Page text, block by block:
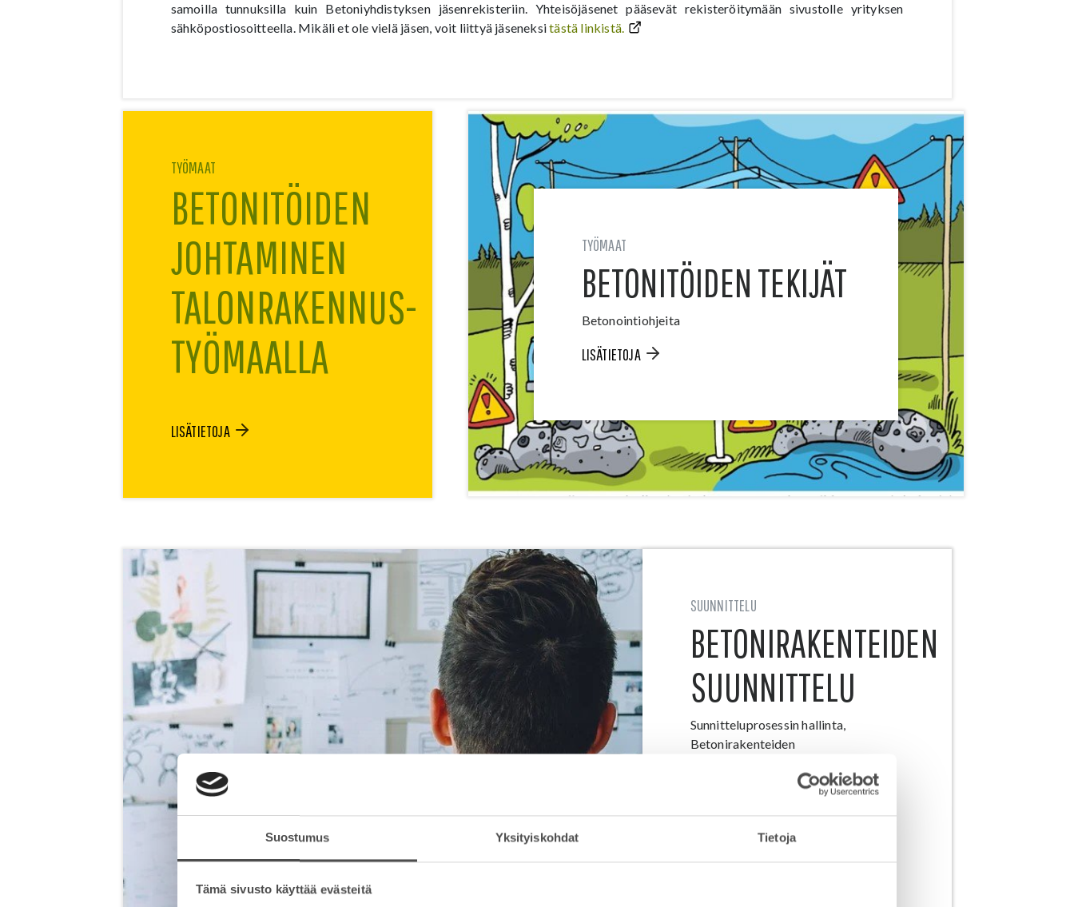
Suostumus Yksityiskohdat Tietoja
Tämä sivusto käyttää evästeitä
samoilla tunnuksilla kuin Betoniyhdistyksen jäsenrekisteriin. Yhteisöjäsenet pääsevät rekisteröitymään sivustolle yrityksen
sähköpostiosoitteella. Mikäli et ole vielä jäsen, voit liittyä jäseneksitästä linkistä.
TYÖMAAT
BETONITÖIDEN TEKIJÄT
Betonointiohjeita
LISÄTIETOJA
TYÖMAAT
BETONITÖIDEN
JOHTAMINEN
TALONRAKENNUS­
TYÖMAALLA
LISÄTIETOJA
SUUNNITTELU
BETONIRAKENTEIDEN
SUUNNITTELU
Sunnitteluprosessin hallinta,
Betonirakenteiden
Betonirakenteiden luonnos- ja
konseptisuunnittelu ja Rakenteiden
toteutussuunnittelu ja mitoitus